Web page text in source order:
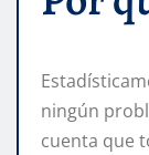
ningún
cuenta que